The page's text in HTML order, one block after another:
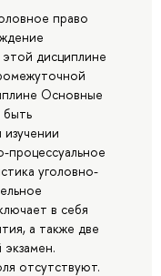
право
дисциплине
Основные
процессуальное
уголовно-
в себя
а также две
отсутствуют.